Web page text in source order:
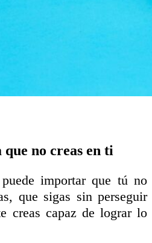
no creas en ti
importar que tú no
que sigas sin perseguir
creas capaz de lograr lo